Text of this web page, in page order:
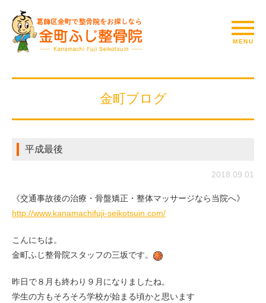
金町ブログ
平成最後
2018.09.01
《交通事故後の治療・骨盤矯正・整体マッサージなら当院へ》
http://www.kanamachifuji-seikotsuin.com/
こんにちは。
金町ふじ整骨院スタッフの三坂です。
昨日で８月も終わり９月になりましたね。
学生の方もそろそろ学校が始まる頃かと思います